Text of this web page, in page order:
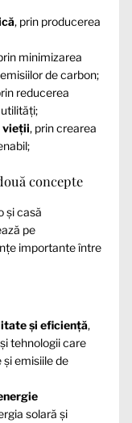
, prin producerea
minimizarea
de carbon;
reducerea
vieții, prin crearea
concepte
și casă
pe
importante între
și eficiență,
tehnologii care
emisiile de
solară și